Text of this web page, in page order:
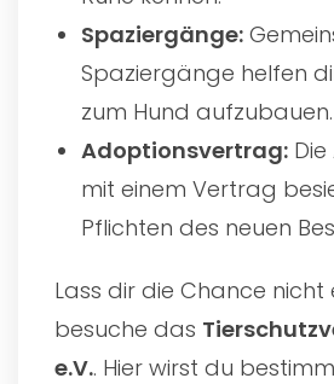
Spaziergänge:
Spaziergänge helfen
zum Hund aufzubauen.
Adoptionsvertrag:
mit einem Vertrag
Pflichten des neuen
Lass dir die Chance
besuche das
e.V.. Hier wirst du